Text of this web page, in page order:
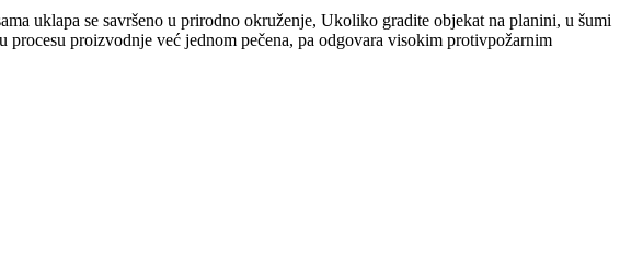
uklapa se savršeno u prirodno okruženje, Ukoliko gradite objekat na planini, u šumi
proizvodnje već jednom pečena, pa odgovara visokim protivpožarnim